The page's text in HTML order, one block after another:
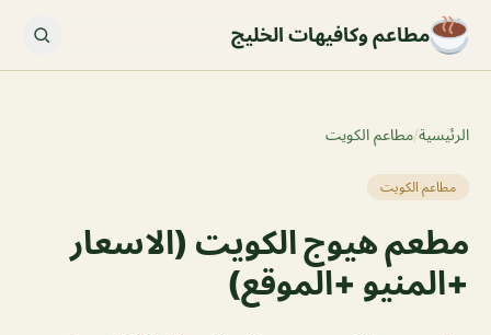
مطاعم وكافيهات الخليج
الرئيسية/مطاعم الكويت
مطاعم الكويت
مطعم هيوج الكويت (الاسعار
+المنيو +الموقع)